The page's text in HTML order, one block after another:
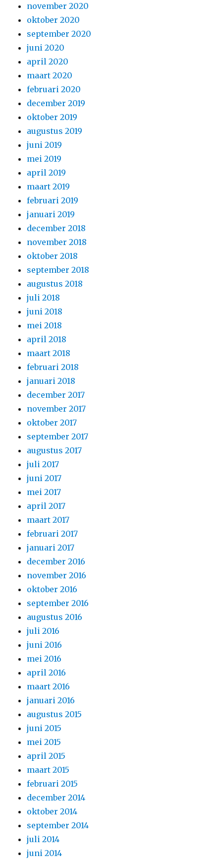
november 2020
oktober 2020
september 2020
juni 2020
april 2020
maart 2020
februari 2020
december 2019
oktober 2019
augustus 2019
juni 2019
mei 2019
april 2019
maart 2019
februari 2019
januari 2019
december 2018
november 2018
oktober 2018
september 2018
augustus 2018
juli 2018
juni 2018
mei 2018
april 2018
maart 2018
februari 2018
januari 2018
december 2017
november 2017
oktober 2017
september 2017
augustus 2017
juli 2017
juni 2017
mei 2017
april 2017
maart 2017
februari 2017
januari 2017
december 2016
november 2016
oktober 2016
september 2016
augustus 2016
juli 2016
juni 2016
mei 2016
april 2016
maart 2016
januari 2016
augustus 2015
juni 2015
mei 2015
april 2015
maart 2015
februari 2015
december 2014
oktober 2014
september 2014
juli 2014
juni 2014